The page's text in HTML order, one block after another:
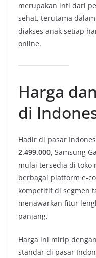
merupakan inti dari
sehat, terutama
diakses anak setiap
online.
Harga
di
Hadir di pasar
2.499.000, Samsung
mulai tersedia di toko
berbagai platform e-
kompetitif di segmen
menawarkan fitur
panjang.
Harga ini mirip
standar di pasar